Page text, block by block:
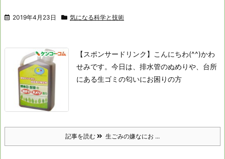
2019年4月23日 気になる科学と技術
【スポンサードリンク】
こんにちわ(^^)かわ
せみです。 今日は、排水管のぬめりや、 台所
にある生ゴミの匂いにお困りの方
記事を読む 生ごみの嫌なにお ...